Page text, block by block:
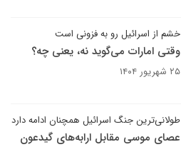
خشم از اسرائیل رو به فزونی است
وقتی امارات می‌گوید نه، یعنی چه؟
۲۵ شهریور ۱۴۰۴
طولانی‌ترین جنگ اسرائیل همچنان ادامه دارد
عصای موسی مقابل ارابه‌های گیدعون